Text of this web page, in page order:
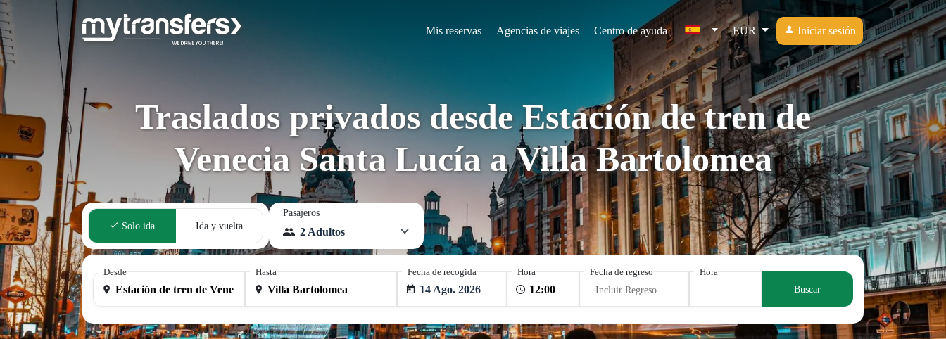
Mis reservas Agencias de viajes Centro de ayuda EUR Iniciar sesión
Traslados privados desde Estación de tren de
Venecia Santa Lucía a Villa Bartolomea
Solo ida Ida y vuelta
Pasajeros
2 Adultos
Desde Hasta Fecha de recogida
14 Ago. 2026
Hora
Fecha de regreso
Incluir Regreso
Hora
Buscar